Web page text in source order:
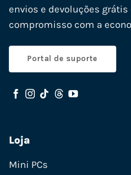
envios e devoluções grátis
compromisso com a
Portal de suporte
Loja
Mini PCs